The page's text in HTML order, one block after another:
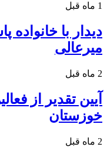
1 ماه قبل
دیدار با
میرعالی
2 ماه قبل
آیین تقدیر از
خوزستان
2 ماه قبل